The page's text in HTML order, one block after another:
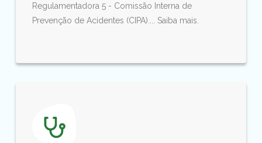
Regulamentadora 5 - Comissão Interna de
Prevenção de Acidentes (CIPA).... Saiba mais.